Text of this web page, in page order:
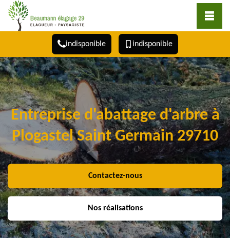
indisponible indisponible
Entreprise d'abattage d'arbre à
Plogastel Saint Germain 29710
Contactez-nous
Nos réalisations